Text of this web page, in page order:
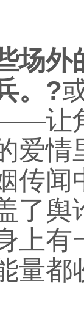
场外
。?
让
爱情
传闻
了舆
上有
量都